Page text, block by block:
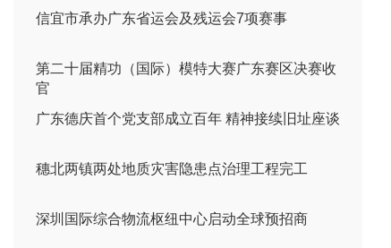
信宜市承办广东省运会及残运会7项赛事
第二十届精功（国际）模特大赛广东赛区决赛收
官
广东德庆首个党支部成立百年 精神接续旧址座谈
穗北两镇两处地质灾害隐患点治理工程完工
深圳国际综合物流枢纽中心启动全球预招商